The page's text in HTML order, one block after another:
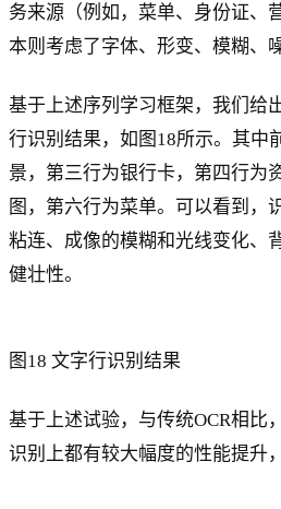
务来源（例如，菜单、身份证、
本则考虑了字体、形变、模糊、
基于上述序列学习框架，我们给
行识别结果，如图18所示。其中
景，第三行为银行卡，第四行为
图，第六行为菜单。可以看到，
粘连、成像的模糊和光线变化、
健壮性。
图18 文字行识别结果
基于上述试验，与传统OCR相比
识别上都有较大幅度的性能提升